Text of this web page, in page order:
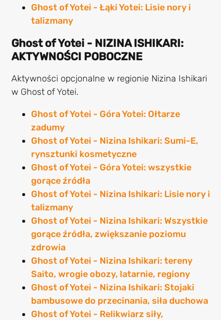
Ghost of Yotei - Łąki Yotei: Lisie nory i
talizmany
Ghost of Yotei - NIZINA ISHIKARI:
AKTYWNOŚCI POBOCZNE
Aktywności opcjonalne w regionie Nizina Ishikari
w Ghost of Yotei.
Ghost of Yotei - Góra Yotei: Ołtarze
zadumy
Ghost of Yotei - Nizina Ishikari: Sumi-E,
rynsztunki kosmetyczne
Ghost of Yotei - Góra Yotei: wszystkie
gorące źródła
Ghost of Yotei - Nizina Ishikari: Lisie nory i
talizmany
Ghost of Yotei - Nizina Ishikari: Wszystkie
gorące źródła, zwiększanie poziomu
zdrowia
Ghost of Yotei - Nizina Ishikari: tereny
Saito, wrogie obozy, latarnie, regiony
Ghost of Yotei - Nizina Ishikari: Stojaki
bambusowe do przecinania, siła duchowa
Ghost of Yotei - Relikwiarz siły,